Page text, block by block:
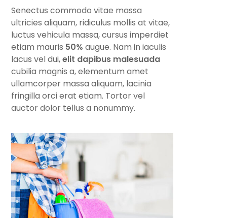
Senectus commodo vitae massa
ultricies aliquam, ridiculus mollis at vitae,
luctus vehicula massa, cursus imperdiet
etiam mauris 50% augue. Nam in iaculis
lacus vel dui,elit dapibus malesuada
cubilia magnis a, elementum amet
ullamcorper massa aliquam, lacinia
fringilla orci erat etiam. Tortor vel
auctor dolor tellus a nonummy.